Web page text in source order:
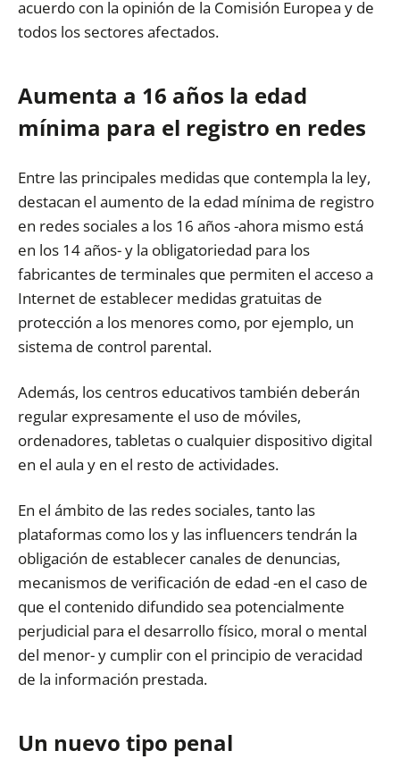
acuerdo con la opinión de la Comisión Europea y de
todos los sectores afectados.
Aumenta a 16 años la edad
mínima para el registro en redes
Entre las principales medidas que contempla la ley,
destacan el aumento de la edad mínima de registro
en redes sociales a los 16 años -ahora mismo está
en los 14 años- y la obligatoriedad para los
fabricantes de terminales que permiten el acceso a
Internet de establecer medidas gratuitas de
protección a los menores como, por ejemplo, un
sistema de control parental.
Además, los centros educativos también deberán
regular expresamente el uso de móviles,
ordenadores, tabletas o cualquier dispositivo digital
en el aula y en el resto de actividades.
En el ámbito de las redes sociales, tanto las
plataformas como los y las influencers tendrán la
obligación de establecer canales de denuncias,
mecanismos de verificación de edad -en el caso de
que el contenido difundido sea potencialmente
perjudicial para el desarrollo físico, moral o mental
del menor- y cumplir con el principio de veracidad
de la información prestada.
Un nuevo tipo penal